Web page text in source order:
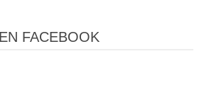
FACEBOOK